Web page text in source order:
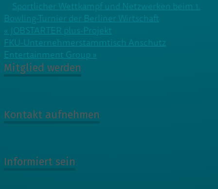
Sportlicher Wettkampf und Netzwerken beim 1.
Bowling-Turnier der Berliner Wirtschaft
Beitragsnavigation
« JOBSTARTER plus-Projekt
FKU-Unternehmerstammtisch Anschutz
Entertainment Group »
Mitglied werden
Kontakt aufnehmen
Informiert sein